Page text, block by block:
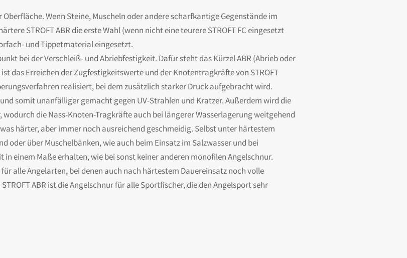
Wenn Steine, Muscheln oder andere scharfkantige Gegenstände im
STROFT ABR die erste Wahl (wenn nicht eine teurere STROFT FC eingesetzt
und Tippetmaterial eingesetzt.
bei der Verschleiß- und Abriebfestigkeit. Dafür steht das Kürzel ABR (Abrieb oder
das Erreichen der Zugfestigkeitswerte und der Knotentragkräfte von STROFT
realisiert, bei dem zusätzlich starker Druck aufgebracht wird.
somit unanfälliger gemacht gegen UV-Strahlen und Kratzer. Außerdem wird die
die Nass-Knoten-Tragkräfte auch bei längerer Wasserlagerung weitgehend
härter, aber immer noch ausreichend geschmeidig. Selbst unter härtestem
oder über Muschelbänken, wie auch beim Einsatz im Salzwasser und bei
einem Maße erhalten, wie bei sonst keiner anderen monofilen Angelschnur.
alle Angelarten, bei denen auch nach härtestem Dauereinsatz noch volle
ABR ist die Angelschnur für alle Sportfischer, die den Angelsport sehr